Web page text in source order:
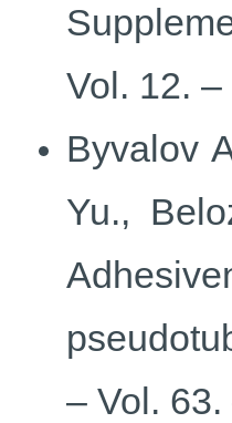
Vol. 12.
Byvalov
Yu.,
– Vol.